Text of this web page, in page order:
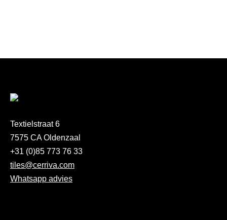
Textielstraat 6
7575 CA Oldenzaal
+31 (0)85 773 76 33
tiles@cerriva.com
Whatsapp advies